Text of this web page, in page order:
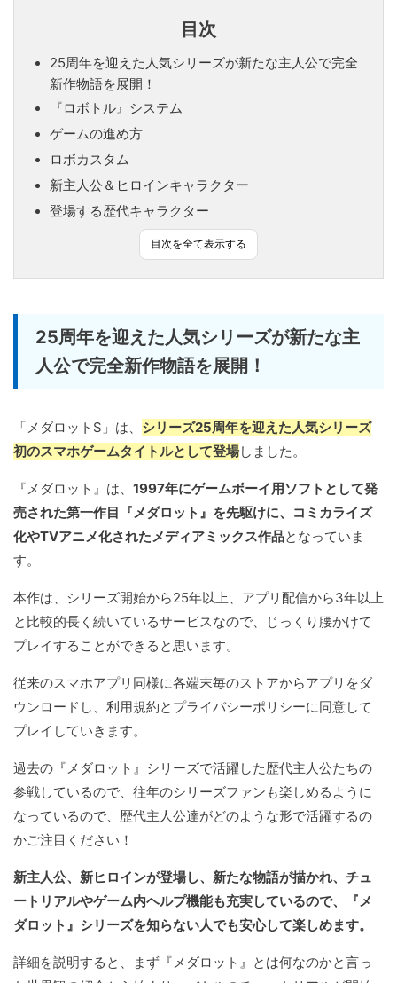
目次
25周年を迎えた人気シリーズが新たな主人公で完全
新作物語を展開！
『ロボトル』システム
ゲームの進め方
ロボカスタム
新主人公＆ヒロインキャラクター
登場する歴代キャラクター
目次を全て表示する
25周年を迎えた人気シリーズが新たな主
人公で完全新作物語を展開！
「メダロットS」は、 シリーズ25周年を迎えた人気シリーズ
初のスマホゲームタイトルとして登場しました。
『メダロット』は、 1997年にゲームボーイ用ソフトとして発
売された第一作目『メダロット』を先駆けに、コミカライズ
化やTVアニメ化されたメディアミックス作品となっていま
す。
本作は、シリーズ開始から25年以上、アプリ配信から3年以上
と比較的長く続いているサービスなので、じっくり腰かけて
プレイすることができると思います。
従来のスマホアプリ同様に各端末毎のストアからアプリをダ
ウンロードし、利用規約とプライバシーポリシーに同意して
プレイしていきます。
過去の『メダロット』シリーズで活躍した歴代主人公たちの
参戦しているので、往年のシリーズファンも楽しめるように
なっているので、歴代主人公達がどのような形で活躍するの
かご注目ください！
新主人公、新ヒロインが登場し、新たな物語が描かれ、チュ
ートリアルやゲーム内ヘルプ機能も充実しているので、『メ
ダロット』シリーズを知らない人でも安心して楽しめます。
詳細を説明すると、まず『メダロット』とは何なのかと言っ